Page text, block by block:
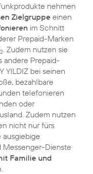
nehmen
Zielgruppe einen
im Schnitt
Prepaid-Marken
2 . Zudem nutzen sie
andere Prepaid-
YILDIZ bei seinen
bezahlbare
telefonieren
oder
Zudem nutzen
nicht nur fürs
ausgiebige
Dienste
Familie und